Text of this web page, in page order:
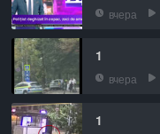
вчера
1
вчера
1